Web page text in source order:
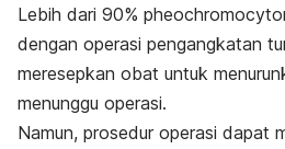
Lebih dari 90%
dengan operasi pengangkatan
meresepkan obat untuk
menunggu operasi.
Namun, prosedur operasi dapat